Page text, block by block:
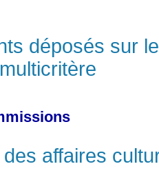
déposés sur
affaires